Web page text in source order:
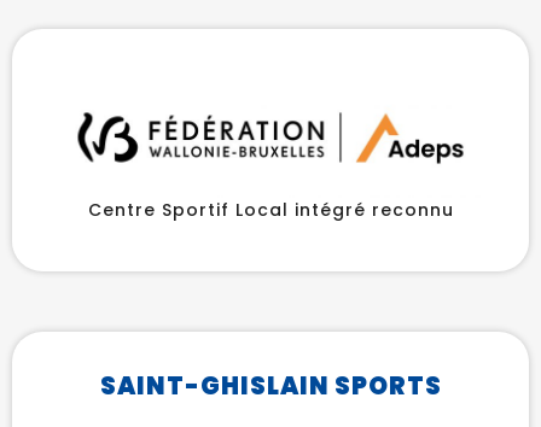
Centre Sportif Local intégré reconnu
SAINT-GHISLAIN SPORTS